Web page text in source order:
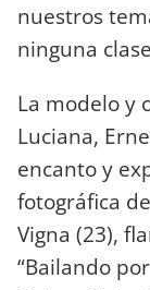
nuestros
ninguna
La modelo y
Luciana,
encanto y
fotográfica
Vigna (23),
“Bailando